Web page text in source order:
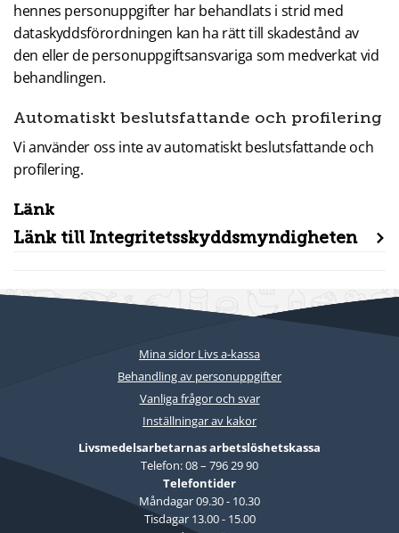
hennes personuppgifter har behandlats i strid med
dataskyddsförordningen kan ha rätt till skadestånd av
den eller de personuppgiftsansvariga som medverkat vid
behandlingen.
Automatiskt beslutsfattande och profilering
Vi använder oss inte av automatiskt beslutsfattande och
profilering.
Länk
Länk till Integritetsskyddsmyndigheten
Mina sidor Livs a-kassa
Behandling av personuppgifter
Vanliga frågor och svar
Inställningar av kakor
Livsmedelsarbetarnas arbetslöshetskassa
Telefon: 08 – 796 29 90
Telefontider
Måndagar 09.30 - 10.30
Tisdagar 13.00 - 15.00